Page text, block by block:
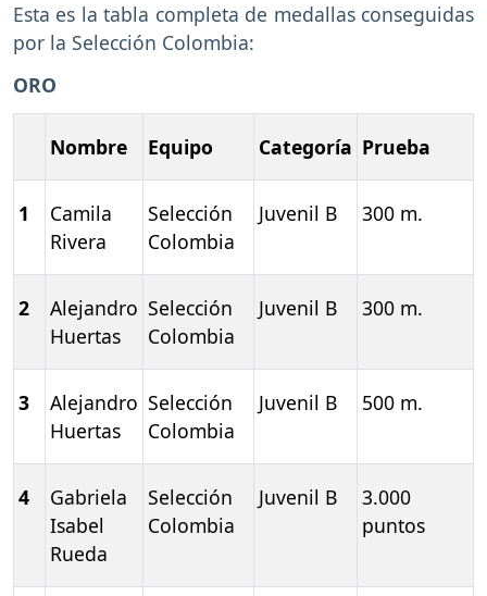
Esta es la tabla completa de medallas conseguidas
por la Selección Colombia:
ORO
Nombre Equipo Categoría Prueba
1
Camila
Rivera
Selección
Colombia
Juvenil B 300 m.
2
Alejandro
Huertas
Selección
Colombia
Juvenil B 300 m.
3
Alejandro
Huertas
Selección
Colombia
Juvenil B 500 m.
4
Gabriela
Isabel
Rueda
Selección
Colombia
Juvenil B
3.000
puntos